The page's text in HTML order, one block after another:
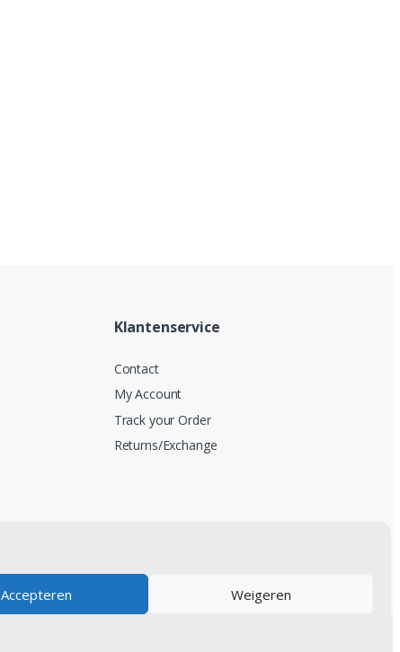
Accepteren Weigeren
Klantenservice
Contact
My Account
Track your Order
Returns/Exchange